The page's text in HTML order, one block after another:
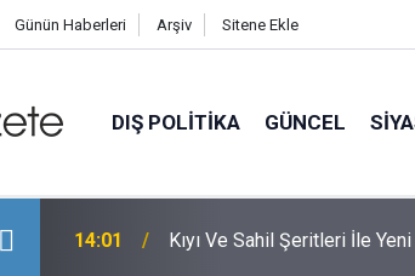
Günün Haberleri Arşiv Sitene Ekle
DIŞ POLITIKA GÜNCEL
14:01 Kıyı Ve Sahil Şeritleri İle